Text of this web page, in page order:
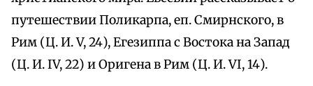
путешествии Поликарпа, еп. Смирнского, в
Рим (Ц. И. V, 24), Егезиппа с Востока на Запад
(Ц. И. IV, 22) и Оригена в Рим (Ц. И. VI, 14).